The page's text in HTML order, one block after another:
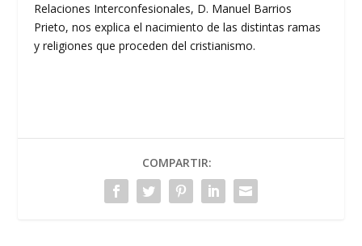
Relaciones Interconfesionales, D. Manuel Barrios
Prieto, nos explica el nacimiento de las distintas ramas
y religiones que proceden del cristianismo.
COMPARTIR: